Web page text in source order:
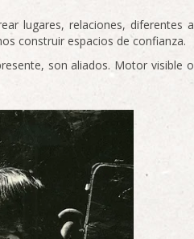
lugares, relaciones, diferentes a
construir espacios de confianza.
son aliados. Motor visible o